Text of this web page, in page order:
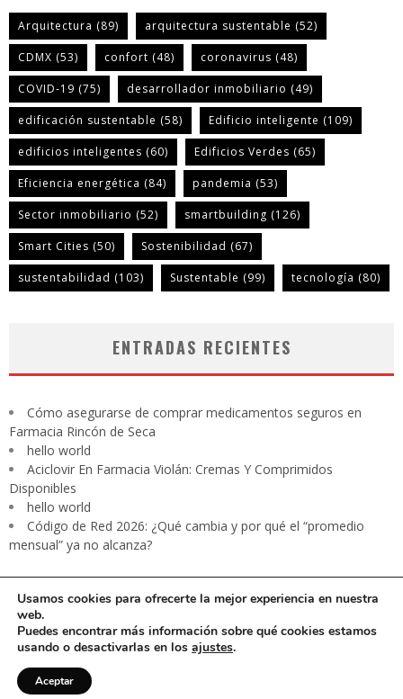
Arquitectura (89) arquitectura sustentable (52)
CDMX (53) confort (48) coronavirus (48)
COVID-19 (75) desarrollador inmobiliario (49)
edificación sustentable (58) Edificio inteligente (109)
edificios inteligentes (60) Edificios Verdes (65)
Eficiencia energética (84) pandemia (53)
Sector inmobiliario (52) smartbuilding (126)
Smart Cities (50) Sostenibilidad (67)
sustentabilidad (103) Sustentable (99) tecnología (80)
ENTRADAS RECIENTES
Cómo asegurarse de comprar medicamentos seguros en
Farmacia Rincón de Seca
hello world
Aciclovir En Farmacia Violán: Cremas Y Comprimidos
Disponibles
hello world
Código de Red 2026: ¿Qué cambia y por qué el “promedio
mensual” ya no alcanza?
CARTA PRESIDENTE
Usamos cookies para ofrecerte la mejor experiencia en nuestra
web.
Puedes encontrar más información sobre qué cookies estamos
usando o desactivarlas en los ajustes.
Aceptar